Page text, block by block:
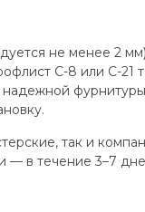
не менее 2
С-8 или С-21
так и
— в течение 3–7